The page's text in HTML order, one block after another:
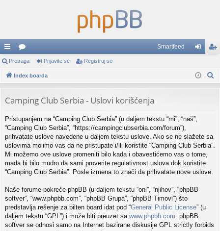
rzi
lin
vi
or
u
Smartfeed
av ist
Pretraga Prijavite se Registruj se
Index boarda
Camping Club Serbia - Uslovi korišćenja
Pristupanjem na “Camping Club Serbia” (u daljem tekstu “mi”, “naš”,
“Camping Club Serbia”, “https://campingclubserbia.com/forum”),
prihvatate uslove navedene u daljem tekstu uslove. Ako se ne slažete sa
uslovima molimo vas da ne pristupate i/ili koristite “Camping Club Serbia”.
Mi možemo ove uslove promeniti bilo kada i obavestićemo vas o tome,
mada bi bilo mudro da sami proverite regulativnost uslova dok koristite
“Camping Club Serbia”. Posle izmena to znači da prihvatate nove uslove.
Naše forume pokreće phpBB (u daljem tekstu “oni”, “njihov”, “phpBB
softver”, “www.phpbb.com”, “phpBB Grupa”, “phpBB Timovi”) što
predstavlja rešenje za bilten board idat pod “General Public License” (u
daljem tekstu “GPL”) i može biti preuzet sa www.phpbb.com . phpBB
softver se odnosi samo na Internet bazirane diskusije GPL strictly forbids